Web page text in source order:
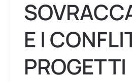
E I
PROGETTI